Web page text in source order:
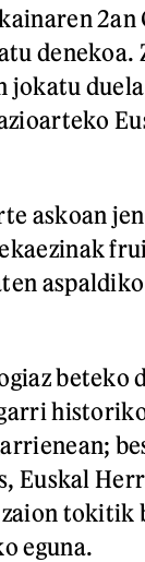
denekoa.
jokatu
askoan
beteko
Euskal
tokitik
eguna.